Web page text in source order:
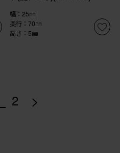
幅：25㎜
奥行：70㎜
高さ：5㎜
2 >